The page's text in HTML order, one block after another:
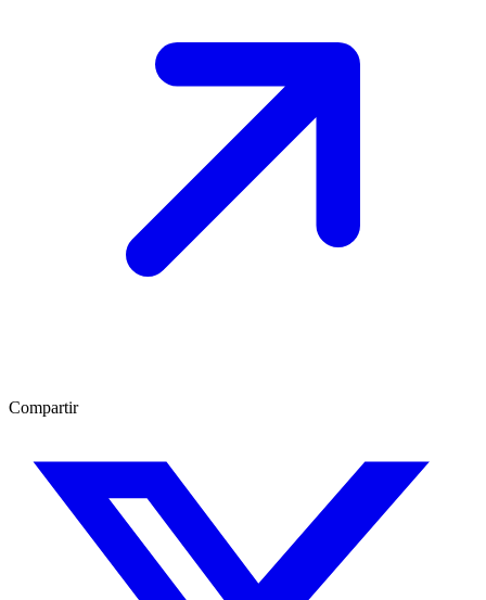
Compartir